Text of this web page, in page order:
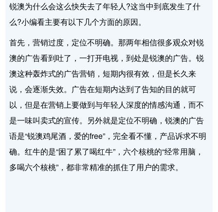
锐澳为什么会这么快失去了年轻人?这当中到底发生了什
么?小编看主要有以下几个方面的原因。
首先，营销过度，定位不明确。那两年相信很多观众对锐
澳的广告看到吐了，一打开电视，到处是锐澳的广告。锐
澳这种轰炸式的广告营销，短期内很有效，但是长久来
说，会逐渐失效。广告在短期内达到了告知的目的就可
以，但是在营销上要做到与年轻人深度的情感沟通，而不
是一味叫卖式的宣传。另外就是定位不明确，锐澳的广告
语是“锐澳鸡尾酒，爱的free”，完全看不懂，产品诉求不明
确。红牛的是“困了累了喝红牛”，六个核桃的“经常用脑，
多喝六个核桃”，都非常精准的抓住了用户的需求。